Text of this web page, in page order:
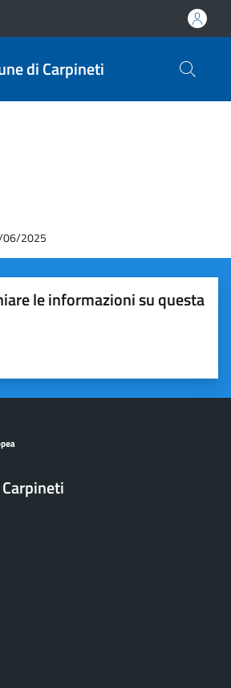
di Carpineti
06/2025
le informazioni su questa
5 stelle su 5
stelle su 5
su 5
5